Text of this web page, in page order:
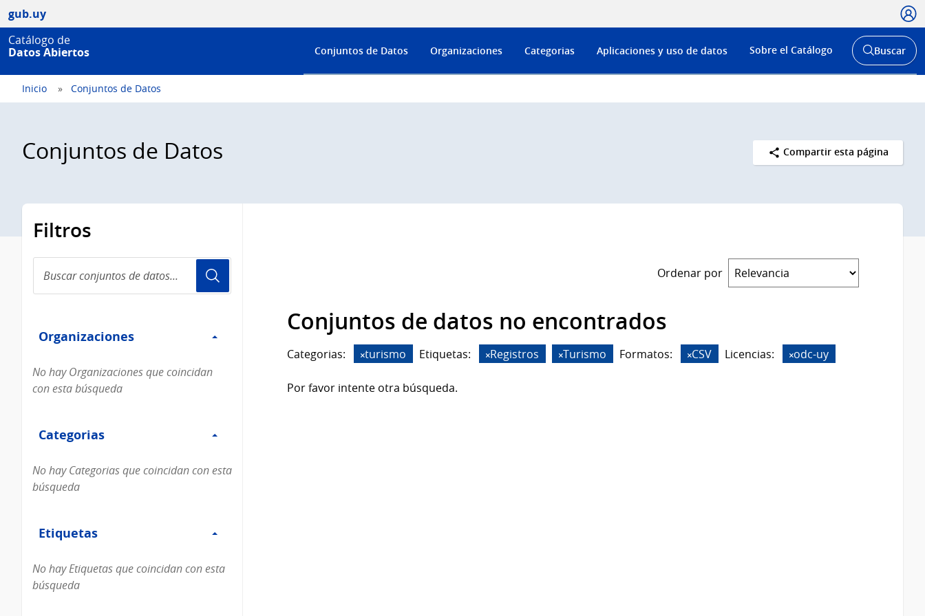
gub.uy
Catálogo de
Datos Abiertos
Menú
de
Conjuntos de Datos Organizaciones Categorias Aplicaciones y uso de datos Sobre el Catálogo
Abrir
buscador
Buscar
Inicio Conjuntos de Datos
Conjuntos de Datos Compartir esta página
Filtros
conjuntos
de
Organizaciones
Organizaciones
No hay Organizaciones que coincidan
con esta búsqueda
Categorias
Categorias
No hay Categorias que coincidan con esta
búsqueda
Etiquetas
Etiquetas
No hay Etiquetas que coincidan con esta
búsqueda
Ordenar por
Conjuntos de datos no encontrados
Categorias: turismo Etiquetas: Registros Turismo Formatos: CSV Licencias: odc-uy
Por favor intente otra búsqueda.